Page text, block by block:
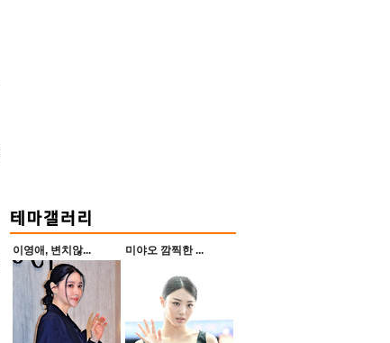
이영애, 변치않... 미야오 깜찍한 ...